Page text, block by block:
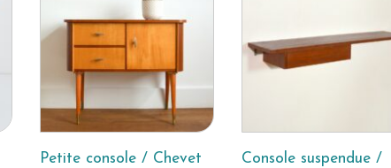
Petite console / Chevet
Console suspendue /